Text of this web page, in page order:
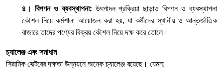
৪। বিপণন ও ব্যবস্থাপনা: উৎপাদন প্রক্রিয়া ছাড়াও বিপণন ও ব্যবস্থাপনা
কৌশল নিয়ে কর্মশালা আয়োজন করা হয়, যা কর্মীদের স্থানীয় ও আন্তর্জাতিক
বাজারে তাদের পণ্যের বিক্রয় কৌশল নিয়ে দক্ষ করে তোলে।
চ্যালেঞ্জ এবং সমাধান
সিরামিক সেক্টরের দক্ষতা উন্নয়নে অনেক চ্যালেঞ্জ রয়েছে। যেমন: